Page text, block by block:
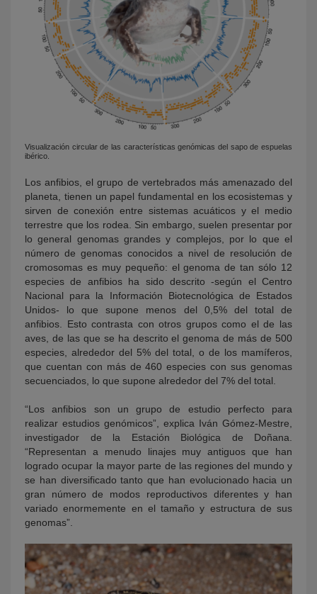
Visualización circular de las características genómicas del sapo de espuelas
ibérico.
Los anfibios, el grupo de vertebrados más amenazado del
planeta, tienen un papel fundamental en los ecosistemas y
sirven de conexión entre sistemas acuáticos y el medio
terrestre que los rodea. Sin embargo, suelen presentar por
lo general genomas grandes y complejos, por lo que el
número de genomas conocidos a nivel de resolución de
cromosomas es muy pequeño: el genoma de tan sólo 12
especies de anfibios ha sido descrito -según el Centro
Nacional para la Información Biotecnológica de Estados
Unidos- lo que supone menos del 0,5% del total de
anfibios. Esto contrasta con otros grupos como el de las
aves, de las que se ha descrito el genoma de más de 500
especies, alrededor del 5% del total, o de los mamíferos,
que cuentan con más de 460 especies con sus genomas
secuenciados, lo que supone alrededor del 7% del total.
“Los anfibios son un grupo de estudio perfecto para
realizar estudios genómicos”, explica Iván Gómez-Mestre,
investigador de la Estación Biológica de Doñana.
“Representan a menudo linajes muy antiguos que han
logrado ocupar la mayor parte de las regiones del mundo y
se han diversificado tanto que han evolucionado hacia un
gran número de modos reproductivos diferentes y han
variado enormemente en el tamaño y estructura de sus
genomas”.